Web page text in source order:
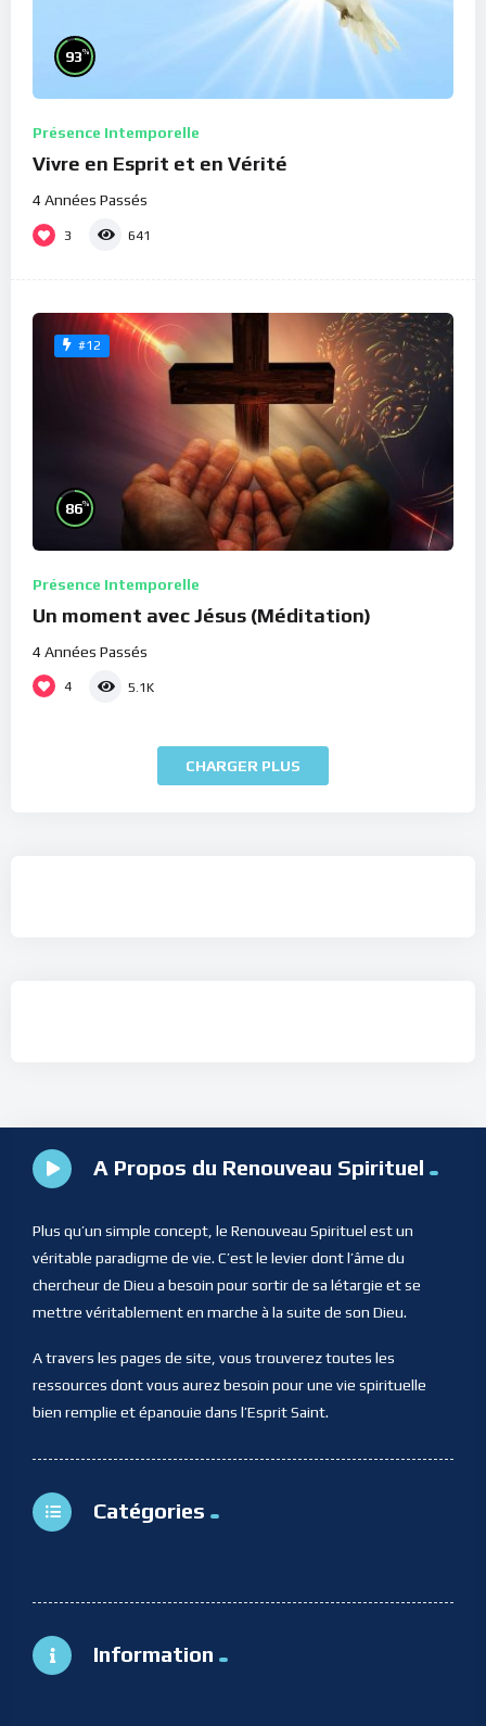
93%
Présence Intemporelle
Vivre en Esprit et en Vérité
4 Années Passés
3 641
#12
86%
Présence Intemporelle
Un moment avec Jésus (Méditation)
4 Années Passés
4 5.1K
CHARGER PLUS
A Propos du Renouveau Spirituel
Plus qu’un simple concept, le Renouveau Spirituel est un
véritable paradigme de vie. C’est le levier dont l’âme du
chercheur de Dieu a besoin pour sortir de sa létargie et se
mettre véritablement en marche à la suite de son Dieu.
A travers les pages de site, vous trouverez toutes les
ressources dont vous aurez besoin pour une vie spirituelle
bien remplie et épanouie dans l’Esprit Saint.
Catégories
Information